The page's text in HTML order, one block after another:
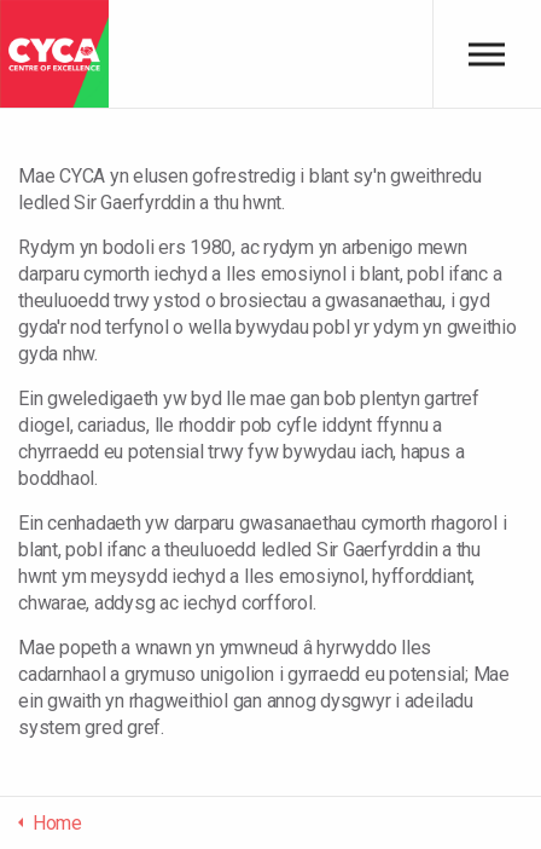
Mae CYCA yn elusen gofrestredig i blant sy'n gweithredu
ledled Sir Gaerfyrddin a thu hwnt.
Rydym yn bodoli ers 1980, ac rydym yn arbenigo mewn
darparu cymorth iechyd a lles emosiynol i blant, pobl ifanc a
theuluoedd trwy ystod o brosiectau a gwasanaethau, i gyd
gyda'r nod terfynol o wella bywydau pobl yr ydym yn gweithio
gyda nhw.
Ein gweledigaeth yw byd lle mae gan bob plentyn gartref
diogel, cariadus, lle rhoddir pob cyfle iddynt ffynnu a
chyrraedd eu potensial trwy fyw bywydau iach, hapus a
boddhaol.
Ein cenhadaeth yw darparu gwasanaethau cymorth rhagorol i
blant, pobl ifanc a theuluoedd ledled Sir Gaerfyrddin a thu
hwnt ym meysydd iechyd a lles emosiynol, hyfforddiant,
chwarae, addysg ac iechyd corfforol.
Mae popeth a wnawn yn ymwneud â hyrwyddo lles
cadarnhaol a grymuso unigolion i gyrraedd eu potensial; Mae
ein gwaith yn rhagweithiol gan annog dysgwyr i adeiladu
system gred gref.
Home